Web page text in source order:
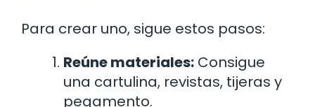
Para crear uno, sigue estos pasos:
Reúne materiales: Consigue
una cartulina, revistas, tijeras y
pegamento.